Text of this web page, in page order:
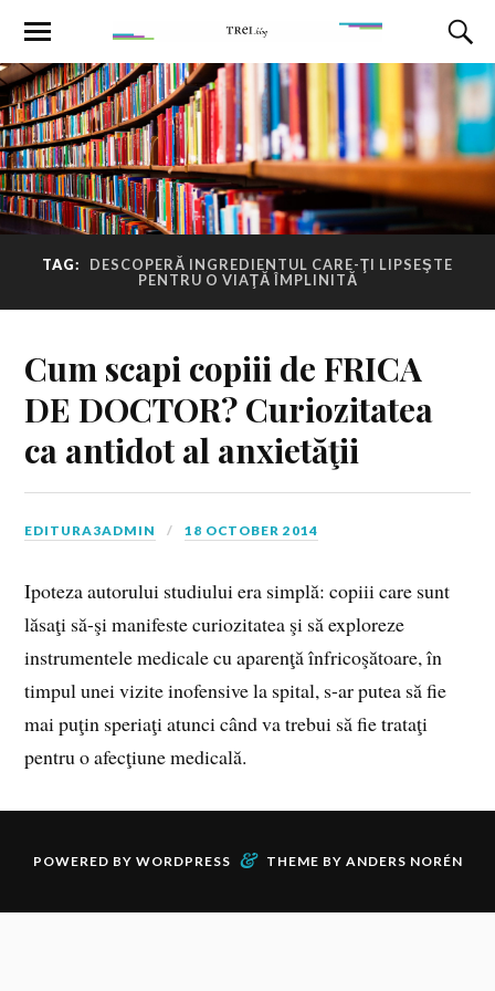
TAG:
DESCOPERĂ INGREDIENTUL CARE-ŢI LIPSEŞTE
PENTRU O VIAŢĂ ÎMPLINITĂ
Cum scapi copiii de FRICA
DE DOCTOR? Curiozitatea
ca antidot al anxietăţii
EDITURA3ADMIN 18 OCTOBER 2014
Ipoteza autorului studiului era simplă: copiii care sunt
lăsaţi să-şi manifeste curiozitatea şi să exploreze
instrumentele medicale cu aparenţă înfricoşătoare, în
timpul unei vizite inofensive la spital, s-ar putea să fie
mai puţin speriaţi atunci când va trebui să fie trataţi
pentru o afecţiune medicală.
POWERED BY WORDPRESS & THEME BY ANDERS NORÉN